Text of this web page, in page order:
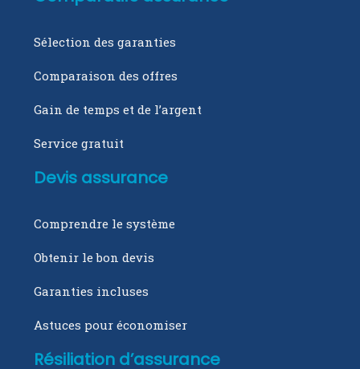
Sélection des garanties
Comparaison des offres
Gain de temps et de l’argent
Service gratuit
Devis assurance
Comprendre le système
Obtenir le bon devis
Garanties incluses
Astuces pour économiser
Résiliation d’assurance